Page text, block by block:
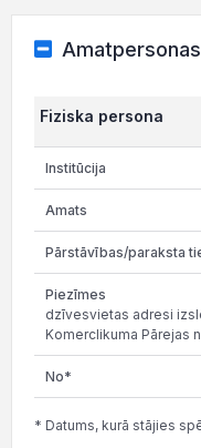
Amatpersonas
Fiziska persona
dzīvesvietas adresi
Komerclikuma Pārejas
* Datums, kurā stājies